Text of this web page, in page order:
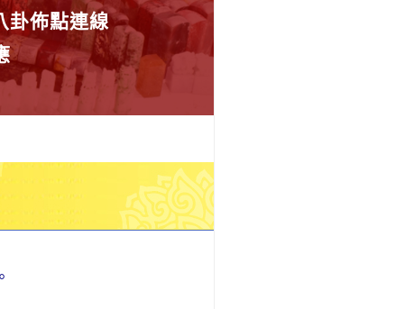
卦佈點連線